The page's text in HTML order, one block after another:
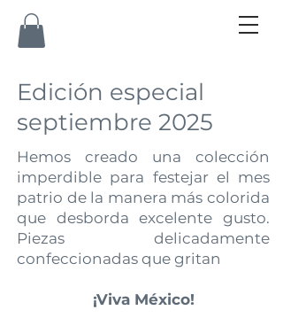
Edición especial
septiembre 2025
Hemos creado una colección
imperdible para festejar el mes
patrio de la manera más colorida
que desborda excelente gusto.
Piezas delicadamente
confeccionadas que gritan
¡Viva México!